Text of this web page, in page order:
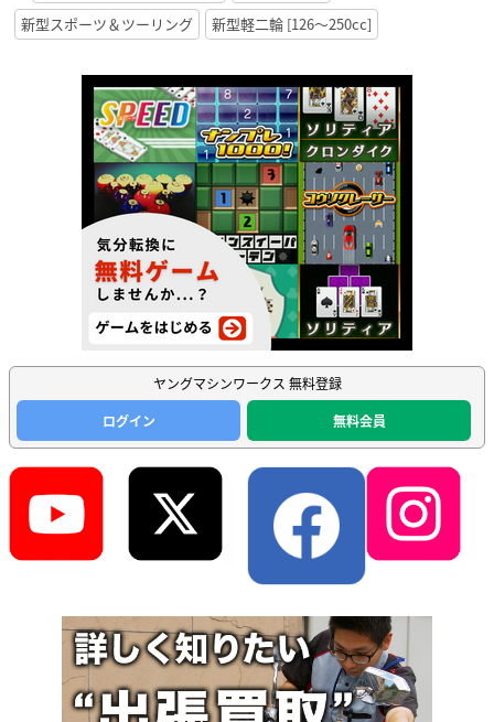
新型スポーツ＆ツーリング
新型軽二輪 [126〜250cc]
ヤングマシンワークス 無料登録
ログイン
無料会員